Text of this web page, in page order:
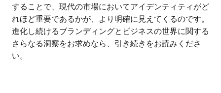
することで、現代の市場においてアイデンティティがど
れほど重要であるかが、より明確に見えてくるのです。
進化し続けるブランディングとビジネスの世界に関する
さらなる洞察をお求めなら、引き続きをお読みくださ
い。